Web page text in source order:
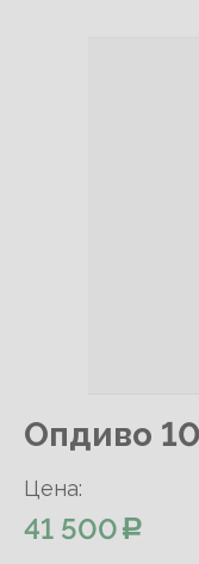
Опдиво
Цена:
41 500